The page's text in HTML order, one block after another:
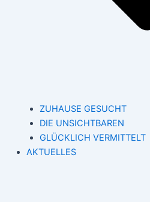
ZUHAUSE GESUCHT
DIE UNSICHTBAREN
GLÜCKLICH VERMITTELT
AKTUELLES